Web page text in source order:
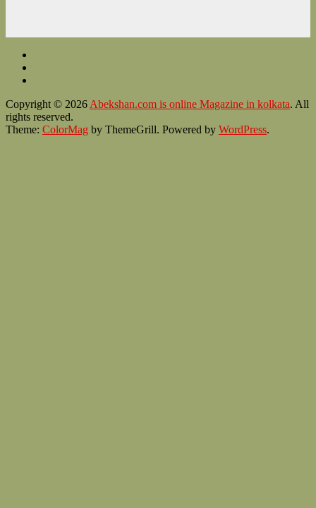
Copyright © 2026 Abekshan.com is online Magazine in kolkata. All
rights reserved.
Theme: ColorMag by ThemeGrill. Powered by WordPress.